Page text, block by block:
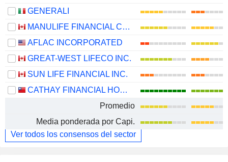
GENERALI
MANULIFE FINANCIAL CORPORATION
AFLAC INCORPORATED
GREAT-WEST LIFECO INC.
SUN LIFE FINANCIAL INC.
CATHAY FINANCIAL HOLDING CO., LTD.
Promedio
Media ponderada por Capi.
Ver todos los consensos del sector